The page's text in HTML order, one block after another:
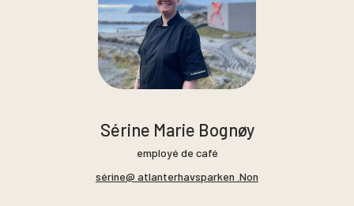
Sérine Marie Bognøy
employé de café
sérine@ atlanterhavsparken .Non